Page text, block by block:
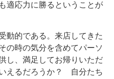
適応力に勝るということが
的である。来店してきた
の時の気分を含めてパーソ
し、満足してお帰りいただ
えるだろうか？ 自分たち